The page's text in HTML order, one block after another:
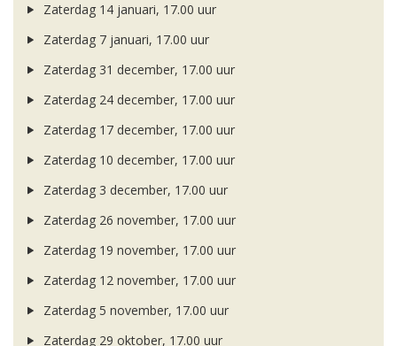
Zaterdag 14 januari, 17.00 uur
Zaterdag 7 januari, 17.00 uur
Zaterdag 31 december, 17.00 uur
Zaterdag 24 december, 17.00 uur
Zaterdag 17 december, 17.00 uur
Zaterdag 10 december, 17.00 uur
Zaterdag 3 december, 17.00 uur
Zaterdag 26 november, 17.00 uur
Zaterdag 19 november, 17.00 uur
Zaterdag 12 november, 17.00 uur
Zaterdag 5 november, 17.00 uur
Zaterdag 29 oktober, 17.00 uur